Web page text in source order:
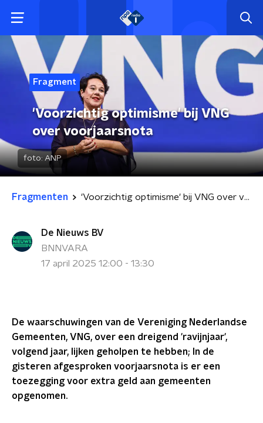
Fragment
'Voorzichtig optimisme' bij VNG
over voorjaarsnota
foto: ANP
Fragmenten 'Voorzichtig optimisme' bij VNG over voorjaarsnota
De Nieuws BV
BNNVARA
17 april 2025 12:00 - 13:30
De waarschuwingen van de Vereniging Nederlandse
Gemeenten, VNG, over een dreigend 'ravijnjaar',
volgend jaar, lijken geholpen te hebben; In de
gisteren afgesproken voorjaarsnota is er een
toezegging voor extra geld aan gemeenten
opgenomen.